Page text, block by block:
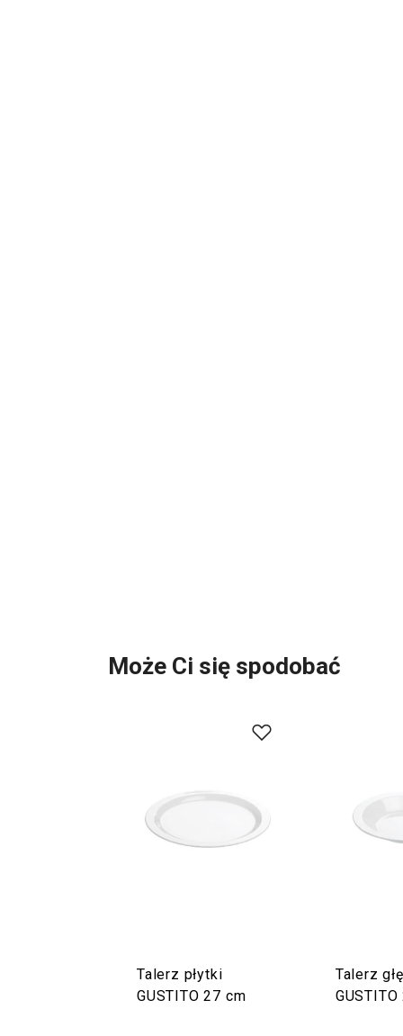
Może Ci się spodobać
Talerz płytki
GUSTITO 27 cm
Talerz